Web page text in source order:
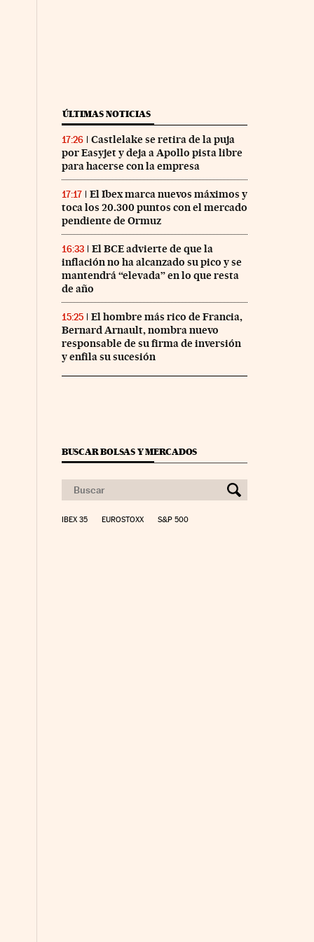
ÚLTIMAS NOTICIAS
17:26
Castlelake se retira de la puja
por Easyjet y deja a Apollo pista libre
para hacerse con la empresa
17:17
El Ibex marca nuevos máximos y
toca los 20.300 puntos con el mercado
pendiente de Ormuz
16:33
El BCE advierte de que la
inflación no ha alcanzado su pico y se
mantendrá “elevada” en lo que resta
de año
15:25
El hombre más rico de Francia,
Bernard Arnault, nombra nuevo
responsable de su firma de inversión
y enfila su sucesión
BUSCAR BOLSAS Y MERCADOS
IBEX 35 EUROSTOXX S&P 500